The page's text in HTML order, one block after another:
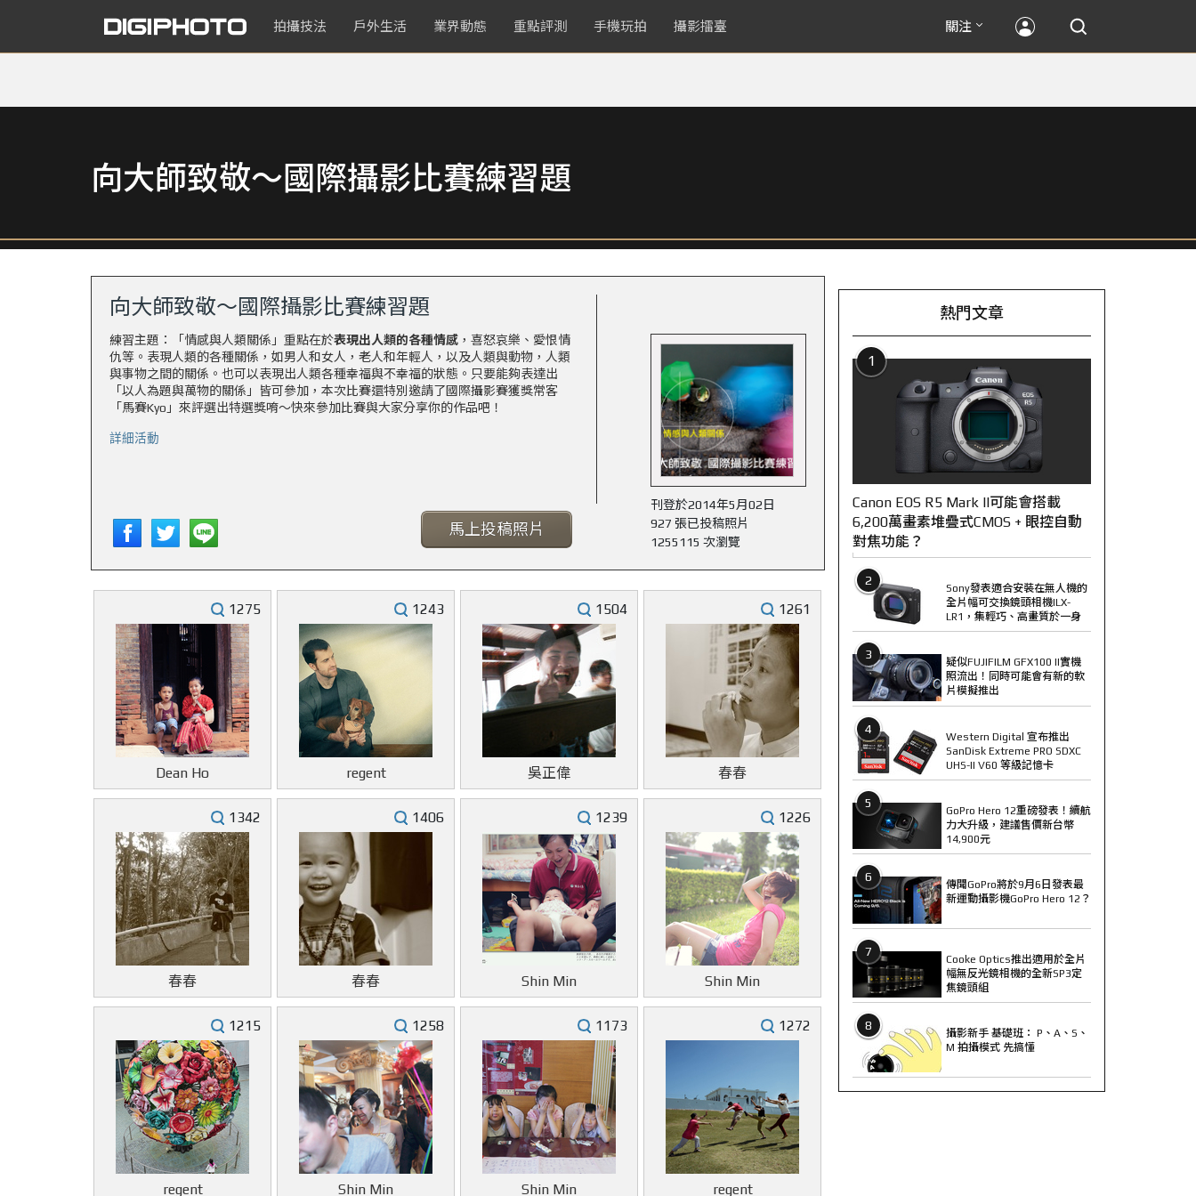
拍攝技法 戶外生活 業界動態 重點評測 手機玩拍 攝影擂臺 關注
向大師致敬～國際攝影比賽練習題
向大師致敬～國際攝影比賽練習題
練習主題：「情感與人類關係」重點在於表現出人類的各種情感 ，喜怒哀樂、愛恨情
仇等。表現人類的各種關係，如男人和女人，老人和年輕人，以及人類與動物，人類
與事物之間的關係。也可以表現出人類各種幸福與不幸福的狀態。只要能夠表達出
「以人為題與萬物的關係」皆可參加，本次比賽還特別邀請了國際攝影賽獲獎常客
「馬賽Kyo」來評選出特選獎唷～快來參加比賽與大家分享你的作品吧！
詳細活動
馬上投稿照片
刊登於2014年5月02日
927 張已投稿照片
1255115 次瀏覽
1275
Dean Ho
1243
regent
1504
吳正偉
1261
春春
1342
春春
1406
春春
1239
Shin Min
1226
Shin Min
1215
regent
1258
Shin Min
1173
Shin Min
1272
regent
熱門文章
1
Canon EOS R5 Mark II可能會搭載
6,200萬畫素堆疊式CMOS + 眼控自動
對焦功能？
2
Sony發表適合安裝在無人機的
全片幅可交換鏡頭相機ILX-
LR1，集輕巧、高畫質於一身
3
疑似FUJIFILM GFX100 II實機
照流出！同時可能會有新的軟
片模擬推出
4
Western Digital 宣布推出
SanDisk Extreme PRO SDXC
UHS-II V60 等級記憶卡
5
GoPro Hero 12重磅發表！續航
力大升級，建議售價新台幣
14,900元
6
傳聞GoPro將於9月6日發表最
新運動攝影機GoPro Hero 12？
7
Cooke Optics推出適用於全片
幅無反光鏡相機的全新SP3定
焦鏡頭組
8
攝影新手 基礎班： P、A、S、
M 拍攝模式 先搞懂